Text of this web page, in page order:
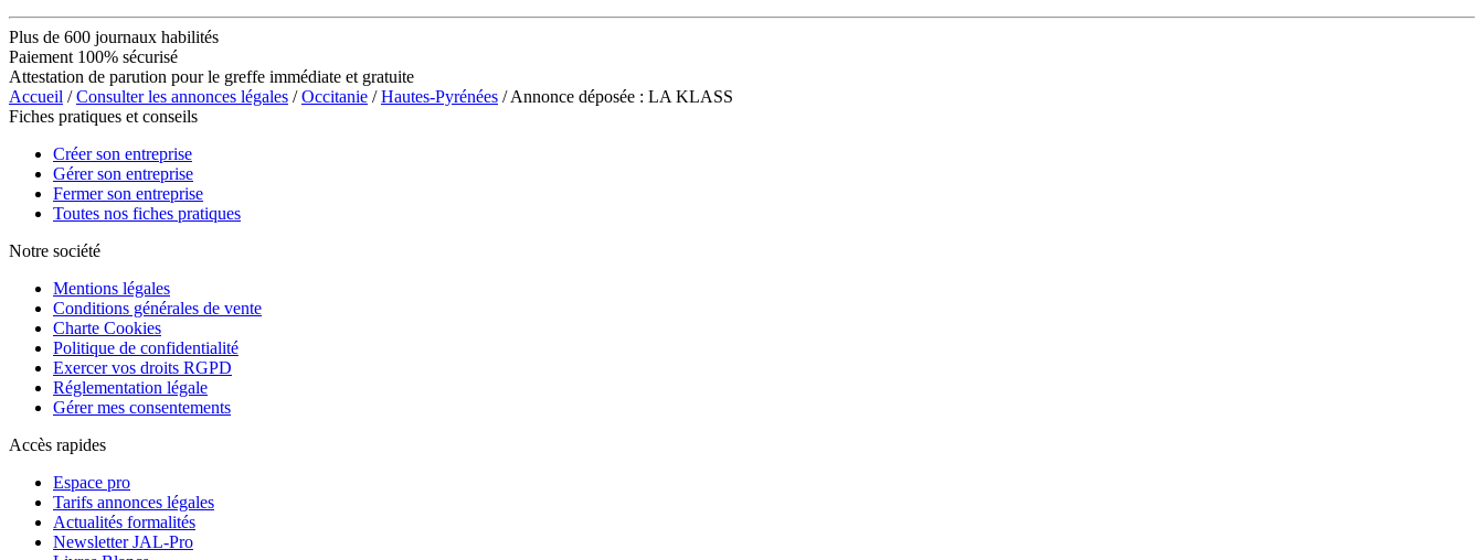
Plus de 600 journaux habilités
Paiement 100% sécurisé
Attestation de parution pour le greffe immédiate et gratuite
Accueil /Consulter les annonces légales /Occitanie /Hautes-Pyrénées / Annonce déposée : LA KLASS
Fiches pratiques et conseils
Créer son entreprise
Gérer son entreprise
Fermer son entreprise
Toutes nos fiches pratiques
Notre société
Mentions légales
Conditions générales de vente
Charte Cookies
Politique de confidentialité
Exercer vos droits RGPD
Réglementation légale
Gérer mes consentements
Accès rapides
Espace pro
Tarifs annonces légales
Actualités formalités
Newsletter JAL-Pro